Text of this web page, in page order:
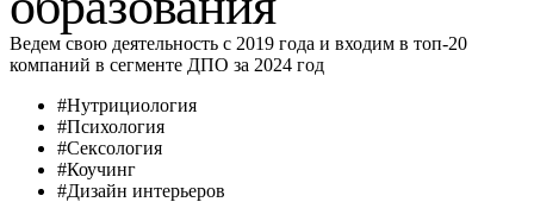
Ведем свою деятельность с 2019 года и входим в топ-20
компаний в сегменте ДПО за 2024 год
#Нутрициология
#Психология
#Сексология
#Коучинг
#Дизайн интерьеров